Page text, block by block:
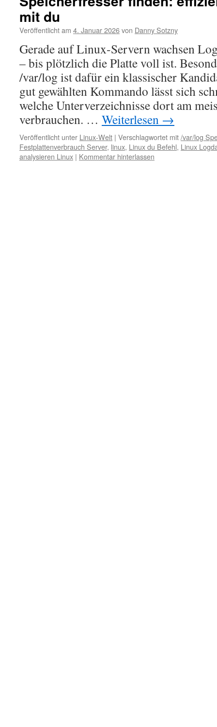
mit du
Veröffentlicht am 4. Januar 2026von Danny Sotzny
Gerade auf Linux-Servern wachsen
– bis plötzlich die Platte voll ist.
/var/log ist dafür ein klassischer
gut gewählten Kommando lässt sich
welche Unterverzeichnisse dort am
verbrauchen. … Weiterlesen →
Veröffentlicht unter Linux-Welt | Verschlagwortet mit/var/log
Festplattenverbrauch Server, linux, Linux du Befehl, Linux
analysieren Linux | Kommentar hinterlassen